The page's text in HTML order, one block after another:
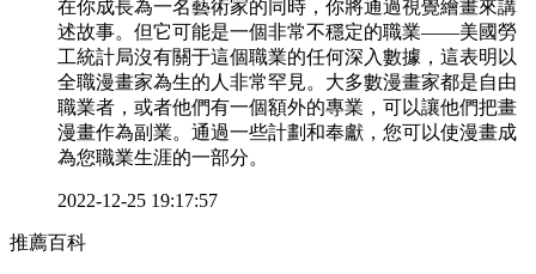
在你成長為一名藝術家的同時，你將通過視覺繪畫來講
述故事。但它可能是一個非常不穩定的職業——美國勞
工統計局沒有關于這個職業的任何深入數據，這表明以
全職漫畫家為生的人非常罕見。大多數漫畫家都是自由
職業者，或者他們有一個額外的專業，可以讓他們把畫
漫畫作為副業。通過一些計劃和奉獻，您可以使漫畫成
為您職業生涯的一部分。
2022-12-25 19:17:57
推薦百科